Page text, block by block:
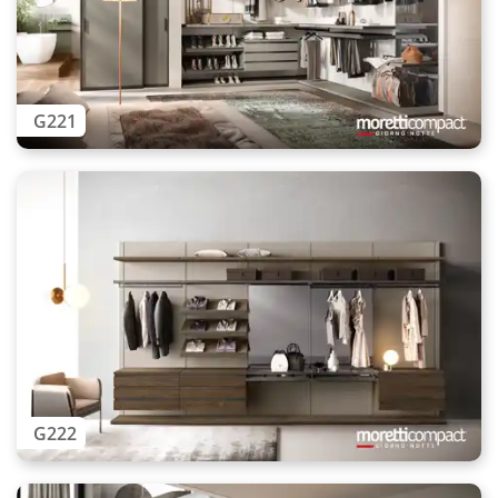
G221
G222